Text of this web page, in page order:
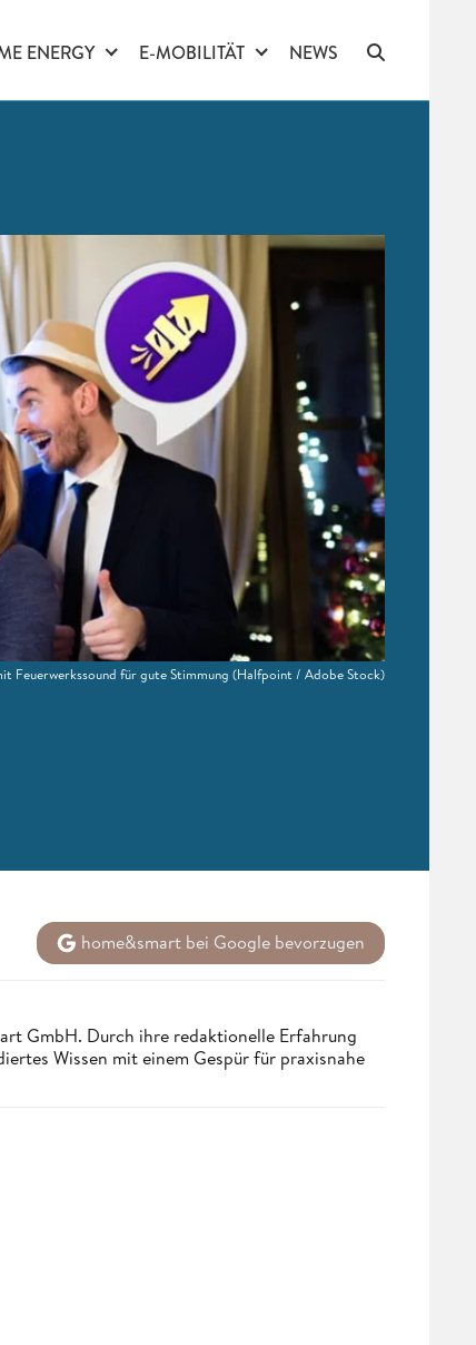
ENERGY E-MOBILITÄT NEWS
Feuerwerkssound für gute Stimmung (Halfpoint / Adobe Stock)
home&smart bei Google bevorzugen
GmbH. Durch ihre redaktionelle Erfahrung
Wissen mit einem Gespür für praxisnahe